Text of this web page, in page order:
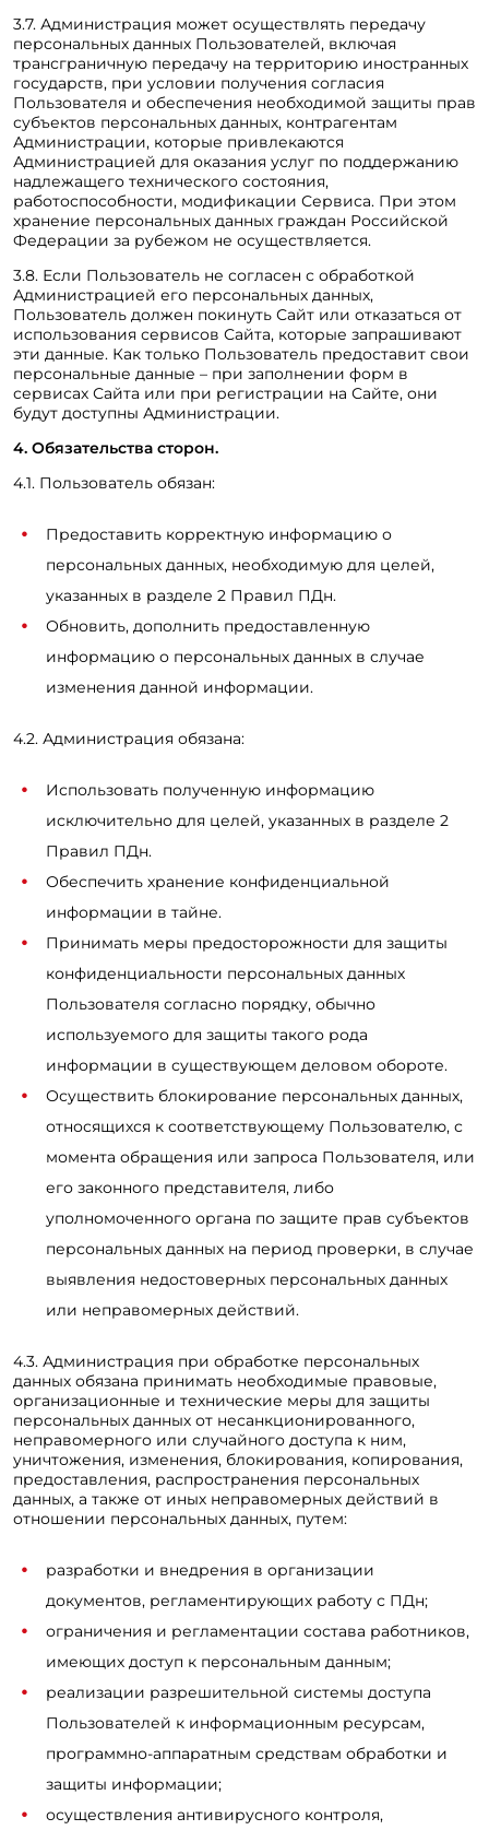
3.7. Администрация может осуществлять передачу
персональных данных Пользователей, включая
трансграничную передачу на территорию иностранных
государств, при условии получения согласия
Пользователя и обеспечения необходимой защиты прав
субъектов персональных данных, контрагентам
Администрации, которые привлекаются
Администрацией для оказания услуг по поддержанию
надлежащего технического состояния,
работоспособности, модификации Сервиса. При этом
хранение персональных данных граждан Российской
Федерации за рубежом не осуществляется.
3.8. Если Пользователь не согласен с обработкой
Администрацией его персональных данных,
Пользователь должен покинуть Сайт или отказаться от
использования сервисов Сайта, которые запрашивают
эти данные. Как только Пользователь предоставит свои
персональные данные – при заполнении форм в
сервисах Сайта или при регистрации на Сайте, они
будут доступны Администрации.
4. Обязательства сторон.
4.1. Пользователь обязан:
Предоставить корректную информацию о
персональных данных, необходимую для целей,
указанных в разделе 2 Правил ПДн.
Обновить, дополнить предоставленную
информацию о персональных данных в случае
изменения данной информации.
4.2. Администрация обязана:
Использовать полученную информацию
исключительно для целей, указанных в разделе 2
Правил ПДн.
Обеспечить хранение конфиденциальной
информации в тайне.
Принимать меры предосторожности для защиты
конфиденциальности персональных данных
Пользователя согласно порядку, обычно
используемого для защиты такого рода
информации в существующем деловом обороте.
Осуществить блокирование персональных данных,
относящихся к соответствующему Пользователю, с
момента обращения или запроса Пользователя, или
его законного представителя, либо
уполномоченного органа по защите прав субъектов
персональных данных на период проверки, в случае
выявления недостоверных персональных данных
или неправомерных действий.
4.3. Администрация при обработке персональных
данных обязана принимать необходимые правовые,
организационные и технические меры для защиты
персональных данных от несанкционированного,
неправомерного или случайного доступа к ним,
уничтожения, изменения, блокирования, копирования,
предоставления, распространения персональных
данных, а также от иных неправомерных действий в
отношении персональных данных, путем:
разработки и внедрения в организации
документов, регламентирующих работу с ПДн;
ограничения и регламентации состава работников,
имеющих доступ к персональным данным;
реализации разрешительной системы доступа
Пользователей к информационным ресурсам,
программно-аппаратным средствам обработки и
защиты информации;
осуществления антивирусного контроля,